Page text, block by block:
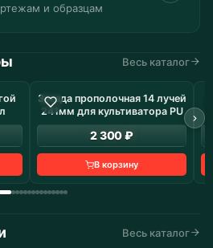
и образцам
Весь каталог
В наличие: 10 шт
Звезда прополочная 14 лучей
241мм для культиватора PU
2 300 ₽
В корзину
Весь каталог
Горнодобывающая
и